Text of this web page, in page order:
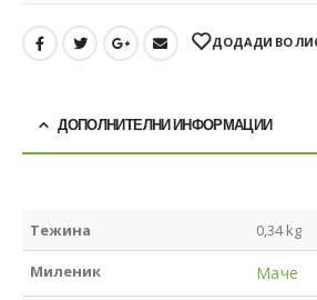
ДОДАДИ ВО
ДОПОЛНИТЕЛНИ ИНФОРМАЦИИ
Тежина 0,34 kg
Миленик Маче